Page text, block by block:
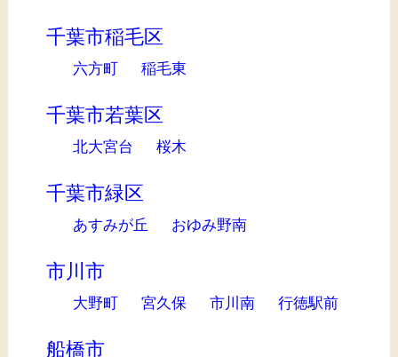
千葉市稲毛区
六方町 稲毛東
千葉市若葉区
北大宮台 桜木
千葉市緑区
あすみが丘 おゆみ野南
市川市
大野町 宮久保 市川南 行徳駅前
船橋市